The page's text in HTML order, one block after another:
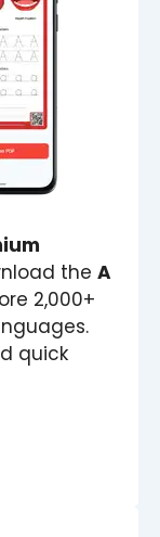
the A
2,000+
quick